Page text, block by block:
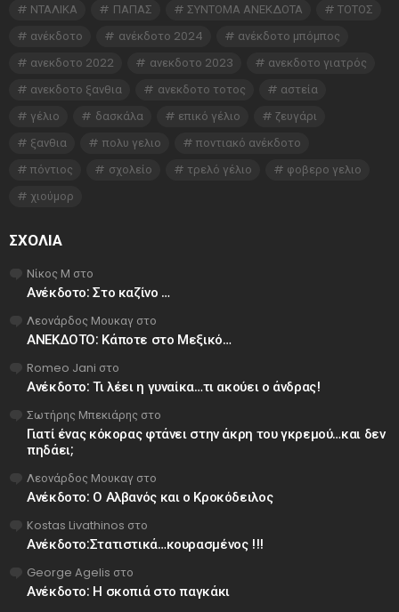
ΝΤΑΛΙΚΑ
ΠΑΠΑΣ ΣΥΝΤΟΜΑ ΑΝΕΚΔΟΤΑ
ΤΟΤΟΣ
ανέκδοτο
ανέκδοτο 2024
ανέκδοτο μπόμπος
ανεκδοτο 2022
ανεκδοτο 2023
ανεκδοτο γιατρός
ανεκδοτο ξανθια
ανεκδοτο τοτος
αστεία
γέλιο
δασκάλα επικό γέλιο
ζευγάρι
ξανθια
πολυ γελιο
ποντιακό ανέκδοτο
πόντιος
σχολείο τρελό γέλιο
φοβερο γελιο
χιούμορ
ΣΧΌΛΙΑ
Νίκος Μ στο
Ανέκδοτο: Στο καζίνο …
Λεονάρδος Μουκαγ στο
ΑΝΕΚΔΟΤΟ: Κάποτε στο Μεξικό…
Romeo Jani στο
Ανέκδοτο: Τι λέει η γυναίκα…τι ακούει ο άνδρας!
Σωτήρης Μπεκιάρης στο
Γιατί ένας κόκορας φτάνει στην άκρη του γκρεμού…και δεν
πηδάει;
Λεονάρδος Μουκαγ στο
Ανέκδοτο: Ο Αλβανός και ο Κροκόδειλος
Kostas Livathinos στο
Ανέκδοτο:Στατιστικά…κουρασμένος !!!
George Agelis στο
Ανέκδοτο: Η σκοπιά στο παγκάκι